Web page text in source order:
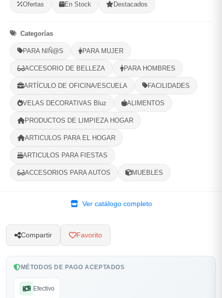
Ofertas En Stock Destacados
Categorías
PARA NIÑ@S PARA MUJER
ACCESORIO DE BELLEZA PARA HOMBRES
ARTÍCULO DE OFICINA/ESCUELA FACILIDADES
VELAS DECORATIVAS Bluz ALIMENTOS
PRODUCTOS DE LIMPIEZA HOGAR
ARTICULOS PARA EL HOGAR
ARTICULOS PARA FIESTAS
ACCESORIOS PARA AUTOS MUEBLES
Ver catálogo completo
Opciones de Envio
1 Ubicacion
Selecciona tu ubicacion
PROVINCIA
MUNICIPIO
- + Comprar!
Compartir Favorito
MÉTODOS DE PAGO ACEPTADOS
Efectivo